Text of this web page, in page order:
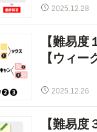
2025.12.28
【難易
【ウィー
2025.12.26
【難易